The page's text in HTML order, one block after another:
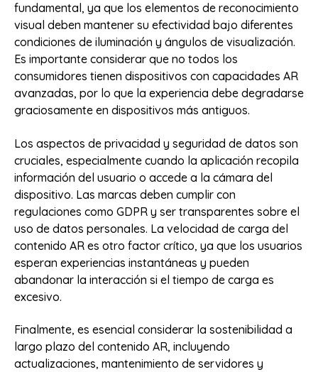
fundamental, ya que los elementos de reconocimiento
visual deben mantener su efectividad bajo diferentes
condiciones de iluminación y ángulos de visualización.
Es importante considerar que no todos los
consumidores tienen dispositivos con capacidades AR
avanzadas, por lo que la experiencia debe degradarse
graciosamente en dispositivos más antiguos.
Los aspectos de privacidad y seguridad de datos son
cruciales, especialmente cuando la aplicación recopila
información del usuario o accede a la cámara del
dispositivo. Las marcas deben cumplir con
regulaciones como GDPR y ser transparentes sobre el
uso de datos personales. La velocidad de carga del
contenido AR es otro factor crítico, ya que los usuarios
esperan experiencias instantáneas y pueden
abandonar la interacción si el tiempo de carga es
excesivo.
Finalmente, es esencial considerar la sostenibilidad a
largo plazo del contenido AR, incluyendo
actualizaciones, mantenimiento de servidores y